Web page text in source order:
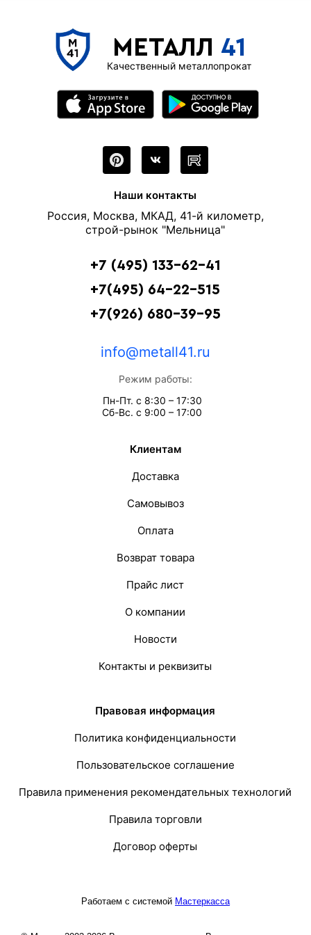
МЕТАЛЛ 41
Качественный металлопрокат
Наши контакты
Россия, Москва, МКАД, 41-й километр,
строй-рынок "Мельница"
+7 (495) 133-62-41
+7(495) 64-22-515
+7(926) 680-39-95
info@metall41.ru
Режим работы:
Пн-Пт. с 8:30 – 17:30
Сб-Вс. с 9:00 – 17:00
Клиентам
Доставка
Самовывоз
Оплата
Возврат товара
Прайс лист
О компании
Новости
Контакты и реквизиты
Правовая информация
Политика конфиденциальности
Пользовательское соглашение
Правила применения рекомендательных технологий
Правила торговли
Договор оферты
Работаем с системой Мастеркасса